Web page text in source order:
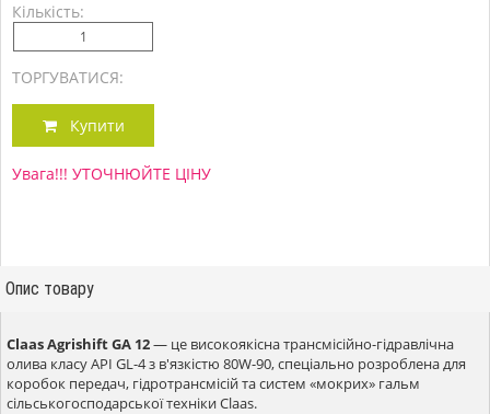
Кількість:
ТОРГУВАТИСЯ:
Купити
Увага!!! УТОЧНЮЙТЕ ЦІНУ
Опис товару
Claas Agrishift GA 12— це високоякісна трансмісійно-гідравлічна
олива класу API GL-4 з в'язкістю 80W-90, спеціально розроблена для
коробок передач, гідротрансмісій та систем «мокрих» гальм
сільськогосподарської техніки Claas.